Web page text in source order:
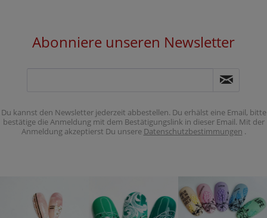
Abonniere unseren Newsletter
Du kannst den Newsletter jederzeit abbestellen. Du erhälst eine Email, bitte
bestätige die Anmeldung mit dem Bestätigungslink in dieser Email. Mit der
Anmeldung akzeptierst Du unsere Datenschutzbestimmungen .